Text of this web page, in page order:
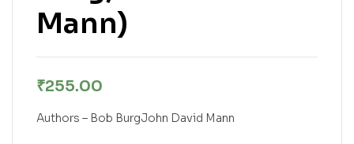
Mann)
₹255.00
Authors – Bob BurgJohn David Mann